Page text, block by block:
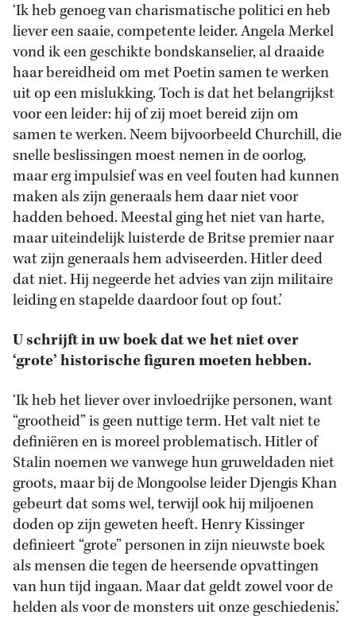
‘Ik heb genoeg van charismatische politici en heb
liever een saaie, competente leider. Angela Merkel
vond ik een geschikte bondskanselier, al draaide
haar bereidheid om met Poetin samen te werken
uit op een mislukking. Toch is dat het belangrijkst
voor een leider: hij of zij moet bereid zijn om
samen te werken. Neem bijvoorbeeld Churchill, die
snelle beslissingen moest nemen in de oorlog,
maar erg impulsief was en veel fouten had kunnen
maken als zijn generaals hem daar niet voor
hadden behoed. Meestal ging het niet van harte,
maar uiteindelijk luisterde de Britse premier naar
wat zijn generaals hem adviseerden. Hitler deed
dat niet. Hij negeerde het advies van zijn militaire
leiding en stapelde daardoor fout op fout.’
U schrijft in uw boek dat we het niet over
‘grote’ historische figuren moeten hebben.
‘Ik heb het liever over invloedrijke personen, want
“grootheid” is geen nuttige term. Het valt niet te
definiëren en is moreel problematisch. Hitler of
Stalin noemen we vanwege hun gruweldaden niet
groots, maar bij de Mongoolse leider Djengis Khan
gebeurt dat soms wel, terwijl ook hij miljoenen
doden op zijn geweten heeft. Henry Kissinger
definieert “grote” personen in zijn nieuwste boek
als mensen die tegen de heersende opvattingen
van hun tijd ingaan. Maar dat geldt zowel voor de
helden als voor de monsters uit onze geschiedenis.’